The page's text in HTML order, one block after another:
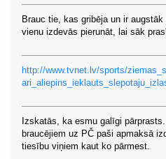
Brauc tie, kas gribēja un ir
vienu izdevās pierunāt, lai sāk
http://www.tvnet.lv/sports/
Izskatās, ka esmu galīgi
braucējiem uz PČ paši apmaksā
tiesību viņiem kaut ko pārmest.